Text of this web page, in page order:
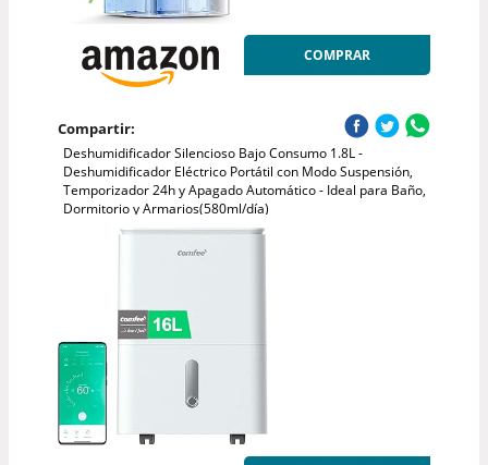
COMPRAR
Compartir:
Deshumidificador Silencioso Bajo Consumo 1.8L -
Deshumidificador Eléctrico Portátil con Modo Suspensión,
Temporizador 24h y Apagado Automático - Ideal para Baño,
Dormitorio y Armarios(580ml/día)